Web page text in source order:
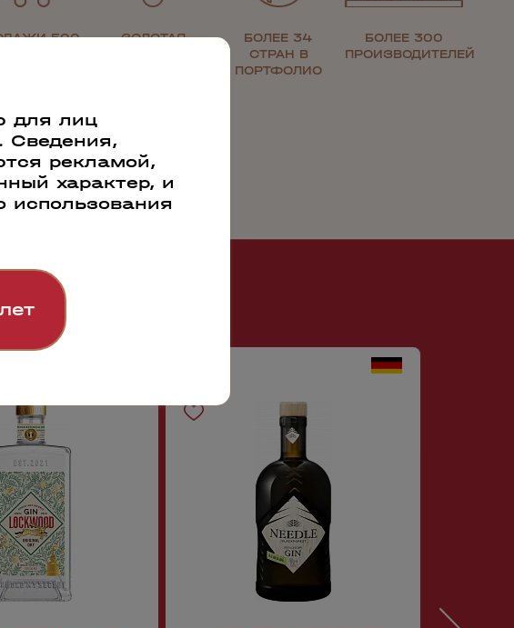
500
ЗОЛОТАЯ
БОЛЕЕ 34
СТРАН В
ПОРТФОЛИО
БОЛЕЕ 300
ПРОИЗВОДИТЕЛЕЙ
для лиц
Сведения,
рекламой,
характер, и
использования